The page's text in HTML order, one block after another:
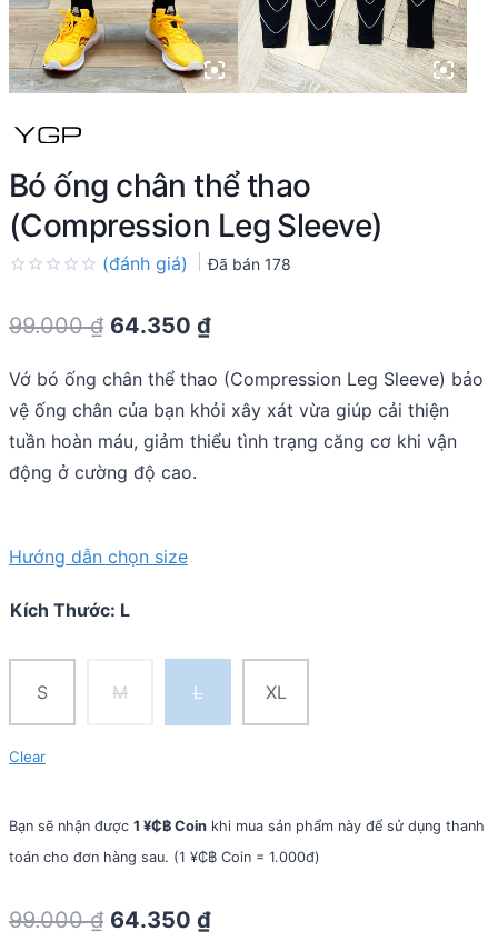
Bó ống chân thể thao
(Compression Leg Sleeve)
out
(đánh giá) Đã bán 178
99.000₫ Original
was:
99.000 ₫.
64.350 ₫Current
is:
64.350 ₫.
Vớ bó ống chân thể thao (Compression Leg Sleeve) bảo
vệ ống chân của bạn khỏi xây xát vừa giúp cải thiện
tuần hoàn máu, giảm thiểu tình trạng căng cơ khi vận
động ở cường độ cao.
Hướng dẫn chọn size
Kích Thước: L
S M L XL
Clear
Bạn sẽ nhận được 1 ¥₵฿ Coin khi mua sản phẩm này để sử dụng thanh
toán cho đơn hàng sau. (1 ¥₵฿ Coin = 1.000đ)
99.000₫ Original
64.350 ₫Current